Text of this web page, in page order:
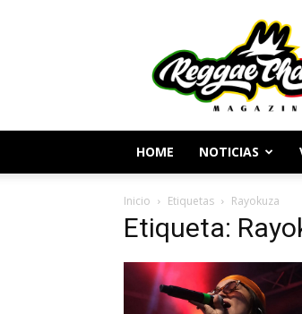
y
Cultura
HOME NOTICIAS
Inicio Etiquetas Rayokuza
Etiqueta: